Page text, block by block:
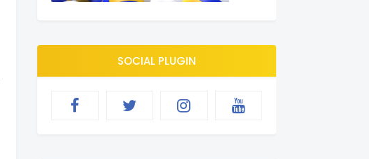
SOCIAL PLUGIN